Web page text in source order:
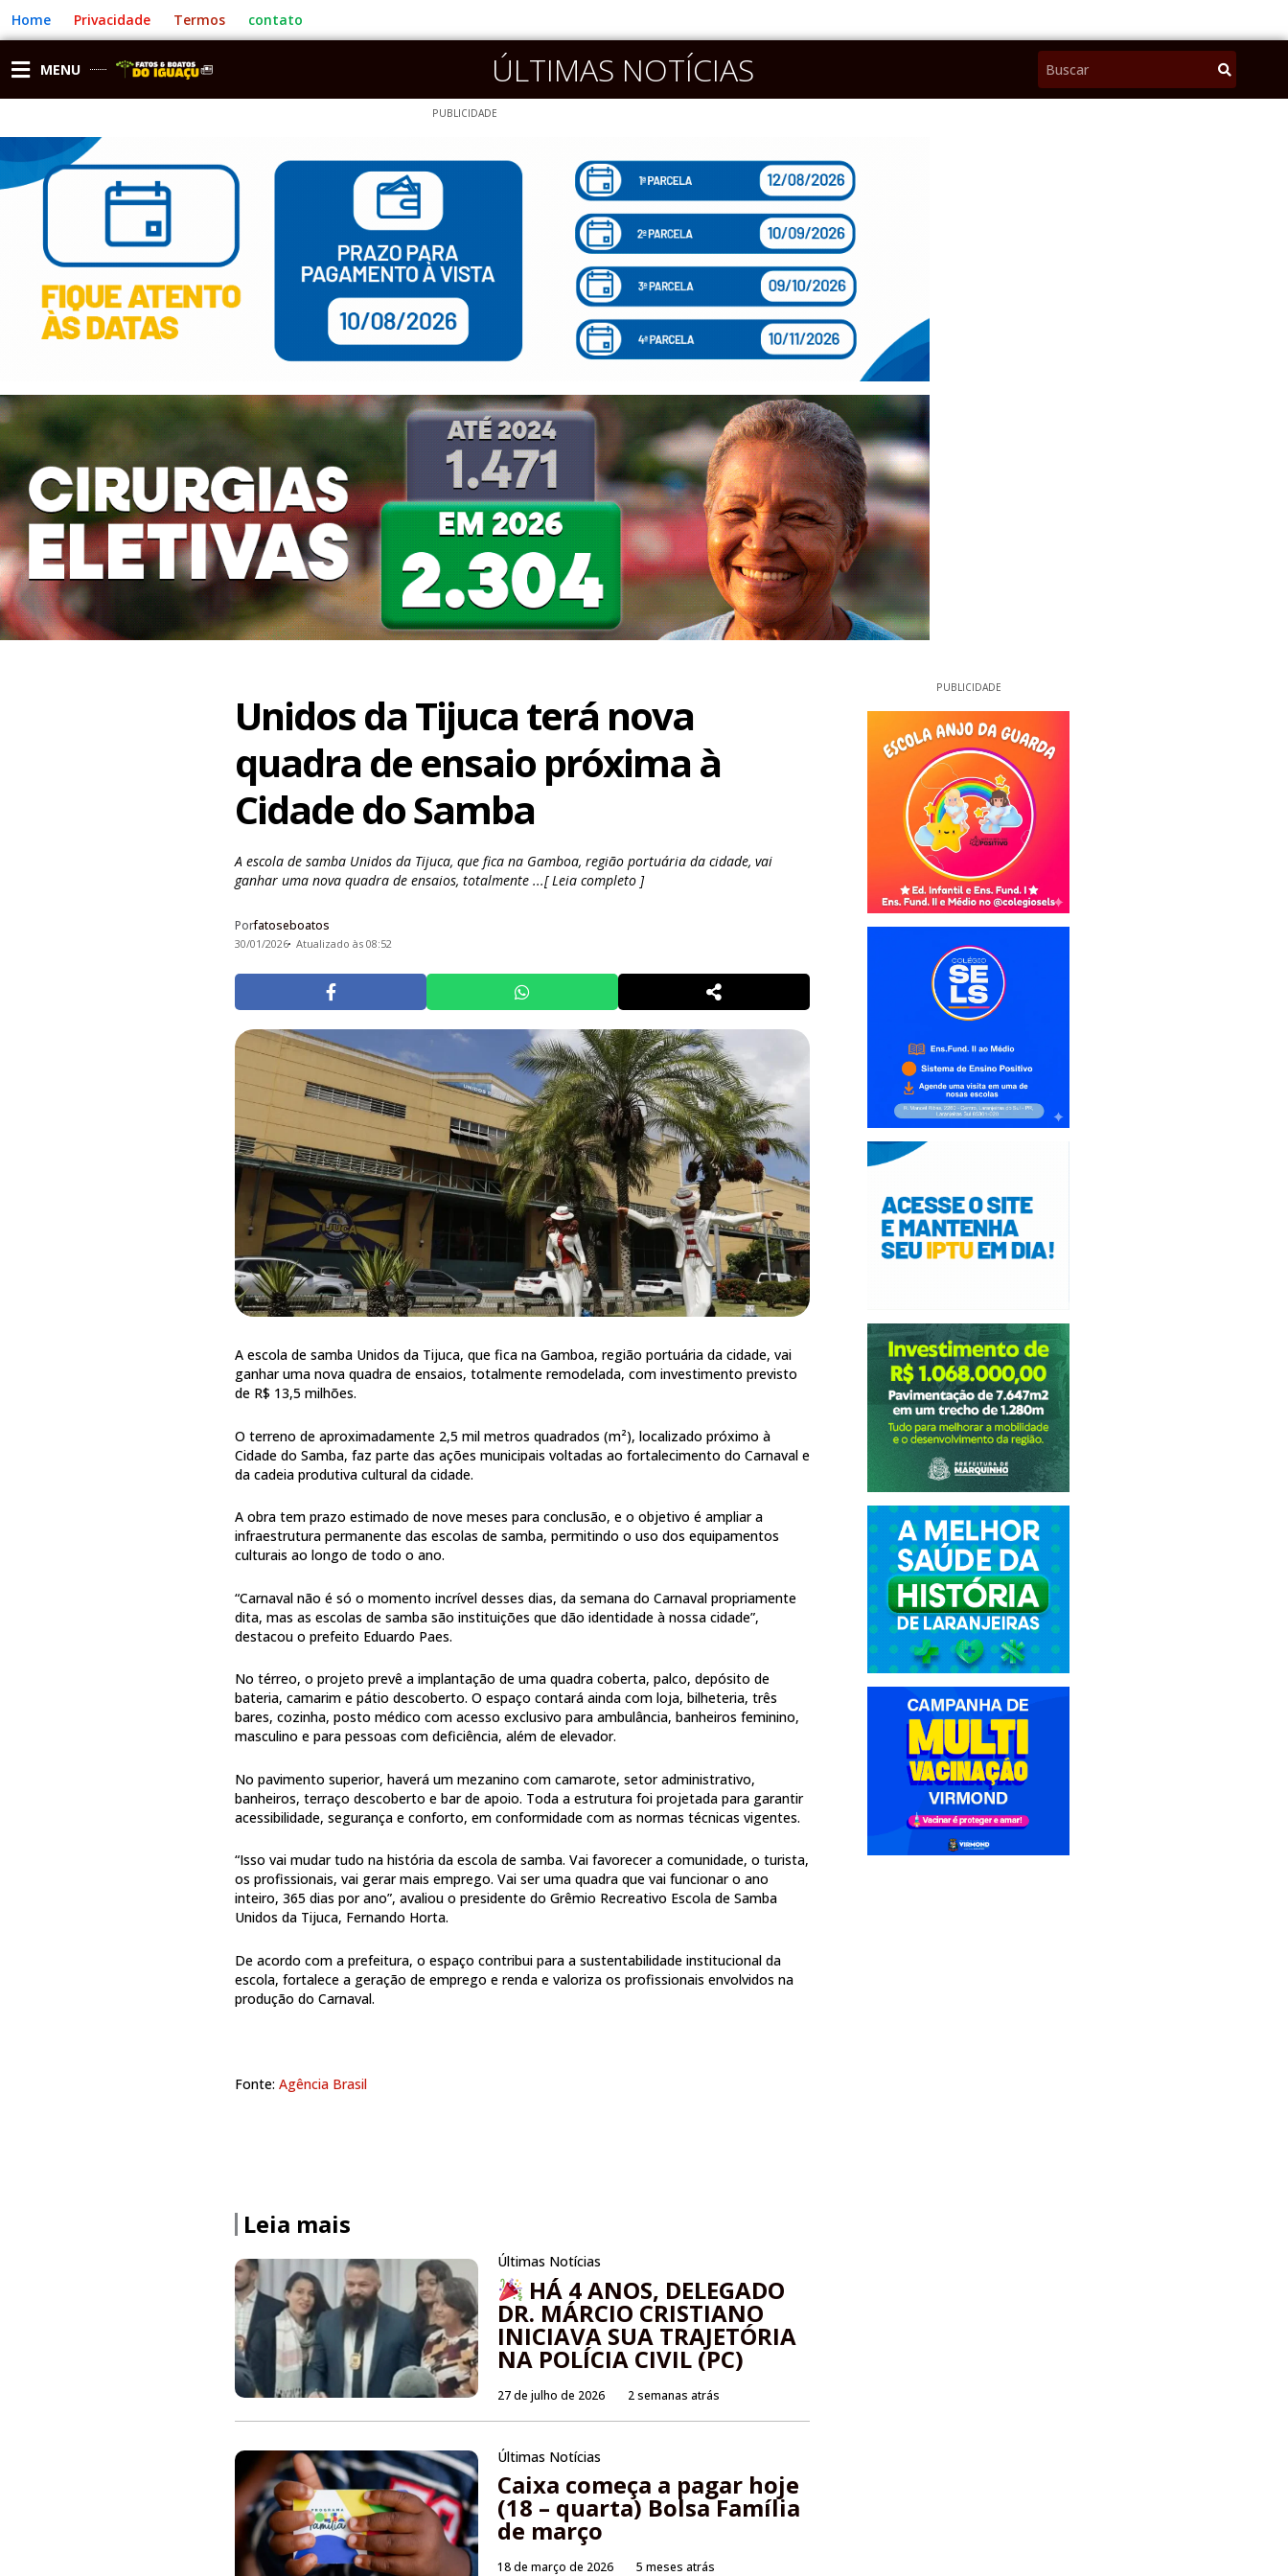
para
o
conteúdo
Home Privacidade Termos contato
MENU ÚLTIMAS NOTÍCIAS Pesquisar
PUBLICIDADE
Unidos da Tijuca terá nova
quadra de ensaio próxima à
Cidade do Samba
A escola de samba Unidos da Tijuca, que fica na Gamboa, região portuária da cidade, vai
ganhar uma nova quadra de ensaios, totalmente ...[ Leia completo ]
Porfatoseboatos
30/01/2026 Atualizado às 08:52
A escola de samba Unidos da Tijuca, que fica na Gamboa, região portuária da cidade, vai
ganhar uma nova quadra de ensaios, totalmente remodelada, com investimento previsto
de R$ 13,5 milhões.
O terreno de aproximadamente 2,5 mil metros quadrados (m²), localizado próximo à
Cidade do Samba, faz parte das ações municipais voltadas ao fortalecimento do Carnaval e
da cadeia produtiva cultural da cidade.
A obra tem prazo estimado de nove meses para conclusão, e o objetivo é ampliar a
infraestrutura permanente das escolas de samba, permitindo o uso dos equipamentos
culturais ao longo de todo o ano.
“Carnaval não é só o momento incrível desses dias, da semana do Carnaval propriamente
dita, mas as escolas de samba são instituições que dão identidade à nossa cidade”,
destacou o prefeito Eduardo Paes.
No térreo, o projeto prevê a implantação de uma quadra coberta, palco, depósito de
bateria, camarim e pátio descoberto. O espaço contará ainda com loja, bilheteria, três
bares, cozinha, posto médico com acesso exclusivo para ambulância, banheiros feminino,
masculino e para pessoas com deficiência, além de elevador.
No pavimento superior, haverá um mezanino com camarote, setor administrativo,
banheiros, terraço descoberto e bar de apoio. Toda a estrutura foi projetada para garantir
acessibilidade, segurança e conforto, em conformidade com as normas técnicas vigentes.
“Isso vai mudar tudo na história da escola de samba. Vai favorecer a comunidade, o turista,
os profissionais, vai gerar mais emprego. Vai ser uma quadra que vai funcionar o ano
inteiro, 365 dias por ano”, avaliou o presidente do Grêmio Recreativo Escola de Samba
Unidos da Tijuca, Fernando Horta.
De acordo com a prefeitura, o espaço contribui para a sustentabilidade institucional da
escola, fortalece a geração de emprego e renda e valoriza os profissionais envolvidos na
produção do Carnaval.
Fonte:Agência Brasil
Leia mais
Últimas Notícias
HÁ 4 ANOS, DELEGADO
DR. MÁRCIO CRISTIANO
INICIAVA SUA TRAJETÓRIA
NA POLÍCIA CIVIL (PC)
27 de julho de 2026 2 semanas atrás
Últimas Notícias
Caixa começa a pagar hoje
(18 – quarta) Bolsa Família
de março
18 de março de 2026 5 meses atrás
PUBLICIDADE